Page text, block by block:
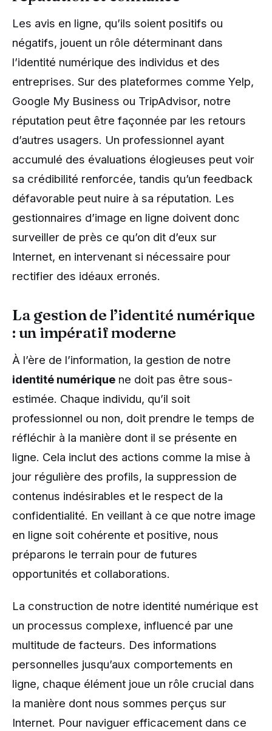
Les avis en ligne, qu’ils soient positifs ou
négatifs, jouent un rôle déterminant dans
l’identité numérique des individus et des
entreprises. Sur des plateformes comme Yelp,
Google My Business ou TripAdvisor, notre
réputation peut être façonnée par les retours
d’autres usagers. Un professionnel ayant
accumulé des évaluations élogieuses peut voir
sa crédibilité renforcée, tandis qu’un feedback
défavorable peut nuire à sa réputation. Les
gestionnaires d’image en ligne doivent donc
surveiller de près ce qu’on dit d’eux sur
Internet, en intervenant si nécessaire pour
rectifier des idéaux erronés.
La gestion de l’identité numérique
: un impératif moderne
À l’ère de l’information, la gestion de notre
identité numérique ne doit pas être sous-
estimée. Chaque individu, qu’il soit
professionnel ou non, doit prendre le temps de
réfléchir à la manière dont il se présente en
ligne. Cela inclut des actions comme la mise à
jour régulière des profils, la suppression de
contenus indésirables et le respect de la
confidentialité. En veillant à ce que notre image
en ligne soit cohérente et positive, nous
préparons le terrain pour de futures
opportunités et collaborations.
La construction de notre identité numérique est
un processus complexe, influencé par une
multitude de facteurs. Des informations
personnelles jusqu’aux comportements en
ligne, chaque élément joue un rôle crucial dans
la manière dont nous sommes perçus sur
Internet. Pour naviguer efficacement dans ce